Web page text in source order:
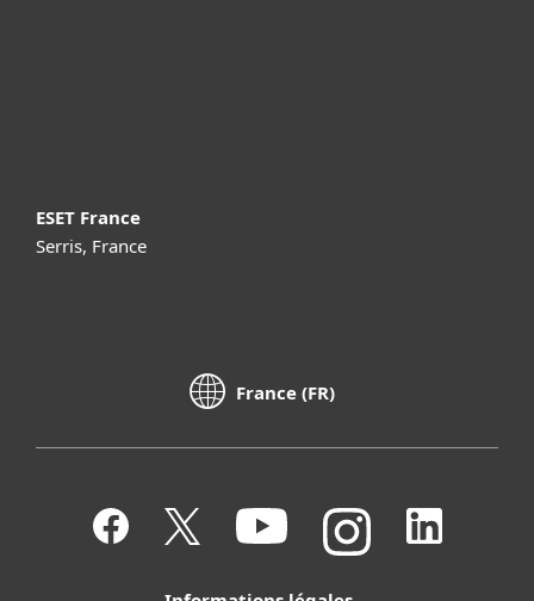
ESET France
Serris, France
France (FR)